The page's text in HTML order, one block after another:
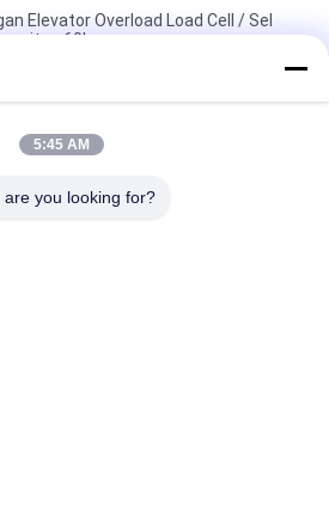
Elevator Overload Load Cell / Sel
60kg
Cell Untuk Timbangan Derek
Gauge Sensor Untuk Kompresi
5:45 AM
you looking for?